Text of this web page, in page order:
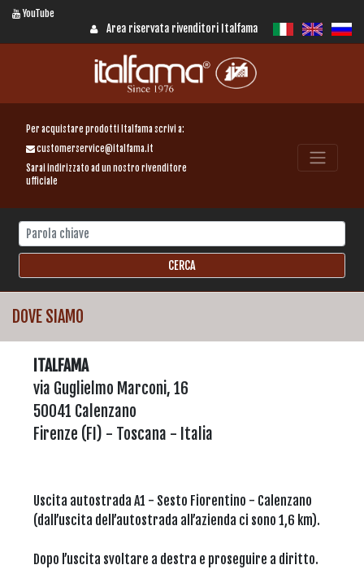
YouTube
Area riservata rivenditori Italfama
Per acquistare prodotti Italfama scrivi a:
customerservice@italfama.it
Sarai indirizzato ad un nostro rivenditore
ufficiale
DOVE SIAMO
ITALFAMA
via Guglielmo Marconi, 16
50041 Calenzano
Firenze (FI) - Toscana - Italia
Uscita autostrada A1 - Sesto Fiorentino - Calenzano
(dall’uscita dell’autostrada all’azienda ci sono 1,6 km).
Dopo l’uscita svoltare a destra e proseguire a diritto.